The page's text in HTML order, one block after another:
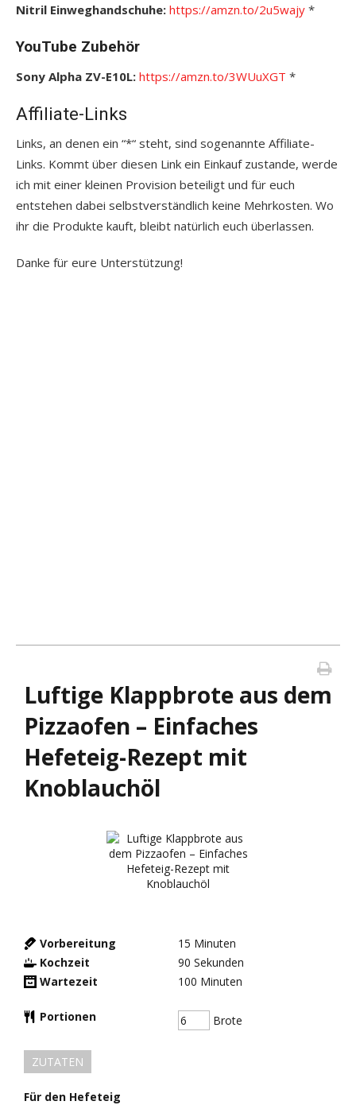
Nitril Einweghandschuhe: https://amzn.to/2u5wajy *
YouTube Zubehör
Sony Alpha ZV-E10L: https://amzn.to/3WUuXGT *
Affiliate-Links
Links, an denen ein “*“ steht, sind sogenannte Affiliate-
Links. Kommt über diesen Link ein Einkauf zustande, werde
ich mit einer kleinen Provision beteiligt und für euch
entstehen dabei selbstverständlich keine Mehrkosten. Wo
ihr die Produkte kauft, bleibt natürlich euch überlassen.
Danke für eure Unterstützung!
Luftige Klappbrote aus dem
Pizzaofen – Einfaches
Hefeteig-Rezept mit
Knoblauchöl
Vorbereitung 15 Minuten
Kochzeit
90 Sekunden
Wartezeit
100 Minuten
Portionen Brote
ZUTATEN
Für den Hefeteig